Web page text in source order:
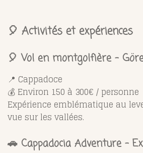
🎈 Activités et expériences
🎈 Vol en montgolfière –
📍 Cappadoce
💰 Environ 150 à 300€ / personne
Expérience emblématique au
vue sur les vallées.
🚗 Cappadocia Adventure –